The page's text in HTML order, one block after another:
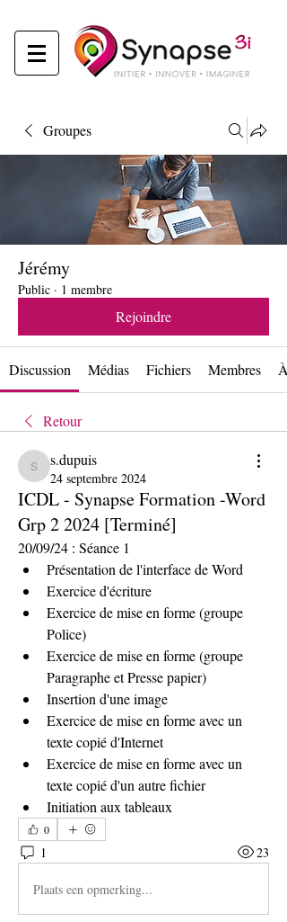
Groupes
Jérémy
Public · 1 membre
Rejoindre
Discussion Médias Fichiers Membres
Retour
s.dupuis
s.dupuis
24 septembre 2024
ICDL - Synapse Formation -Word
Grp 2 2024 [Terminé]
20/09/24 : Séance 1
Présentation de l'interface de Word
Exercice d'écriture
Exercice de mise en forme (groupe
Police)
Exercice de mise en forme (groupe
Paragraphe et Presse papier)
Insertion d'une image
Exercice de mise en forme avec un
texte copié d'Internet
Exercice de mise en forme avec un
texte copié d'un autre fichier
Initiation aux tableaux
0
1 23
Plaats een opmerking...